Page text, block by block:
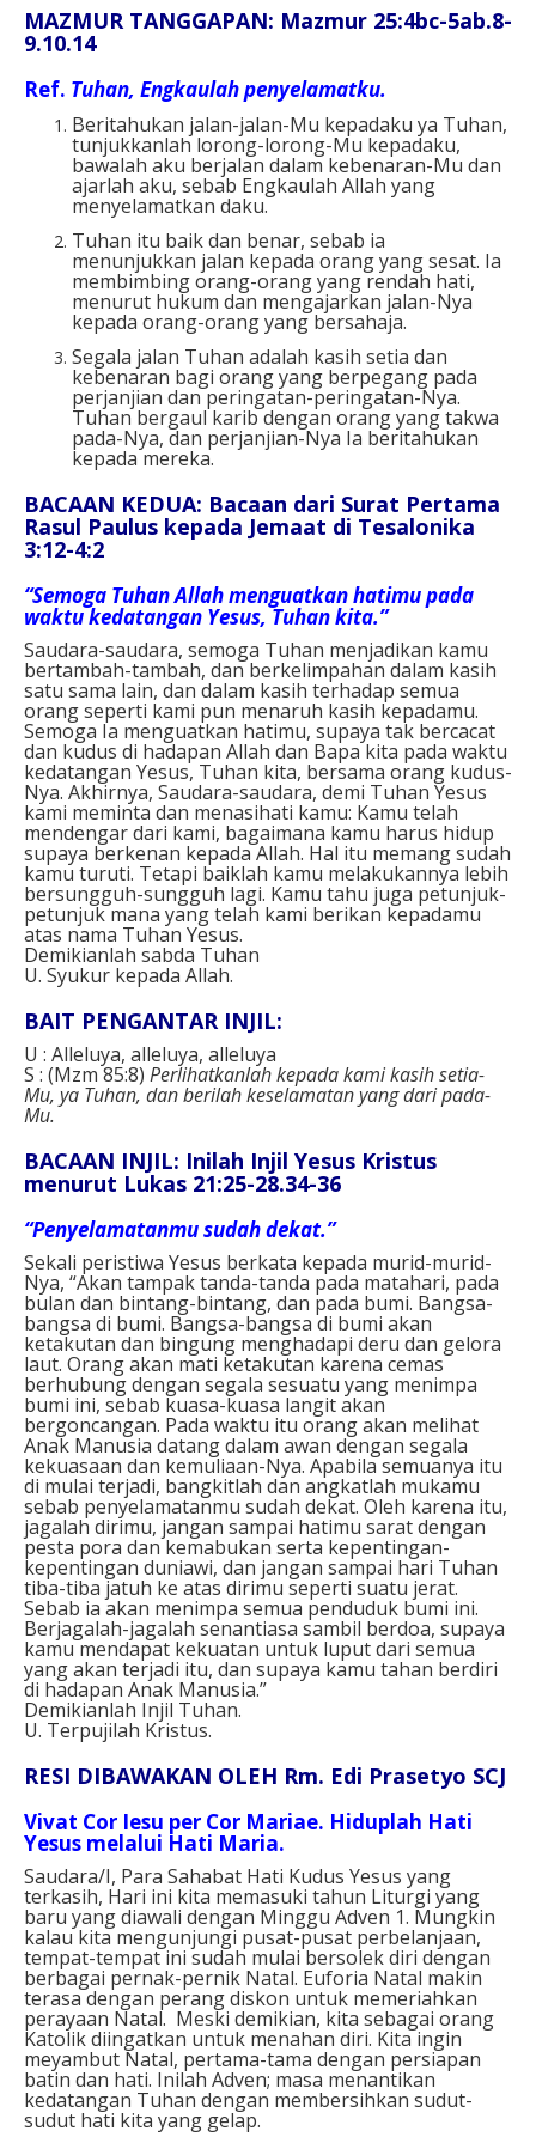
MAZMUR TANGGAPAN: Mazmur 25:4bc-5ab.8-
9.10.14
Ref. Tuhan, Engkaulah penyelamatku.
Beritahukan jalan-jalan-Mu kepadaku ya Tuhan,
tunjukkanlah lorong-lorong-Mu kepadaku,
bawalah aku berjalan dalam kebenaran-Mu dan
ajarlah aku, sebab Engkaulah Allah yang
menyelamatkan daku.
Tuhan itu baik dan benar, sebab ia
menunjukkan jalan kepada orang yang sesat. Ia
membimbing orang-orang yang rendah hati,
menurut hukum dan mengajarkan jalan-Nya
kepada orang-orang yang bersahaja.
Segala jalan Tuhan adalah kasih setia dan
kebenaran bagi orang yang berpegang pada
perjanjian dan peringatan-peringatan-Nya.
Tuhan bergaul karib dengan orang yang takwa
pada-Nya, dan perjanjian-Nya Ia beritahukan
kepada mereka.
BACAAN KEDUA: Bacaan dari Surat Pertama
Rasul Paulus kepada Jemaat di Tesalonika
3:12-4:2
“Semoga Tuhan Allah menguatkan hatimu pada
waktu kedatangan Yesus, Tuhan kita.”
Saudara-saudara, semoga Tuhan menjadikan kamu
bertambah-tambah, dan berkelimpahan dalam kasih
satu sama lain, dan dalam kasih terhadap semua
orang seperti kami pun menaruh kasih kepadamu.
Semoga Ia menguatkan hatimu, supaya tak bercacat
dan kudus di hadapan Allah dan Bapa kita pada waktu
kedatangan Yesus, Tuhan kita, bersama orang kudus-
Nya. Akhirnya, Saudara-saudara, demi Tuhan Yesus
kami meminta dan menasihati kamu: Kamu telah
mendengar dari kami, bagaimana kamu harus hidup
supaya berkenan kepada Allah. Hal itu memang sudah
kamu turuti. Tetapi baiklah kamu melakukannya lebih
bersungguh-sungguh lagi. Kamu tahu juga petunjuk-
petunjuk mana yang telah kami berikan kepadamu
atas nama Tuhan Yesus.
Demikianlah sabda Tuhan
U. Syukur kepada Allah.
BAIT PENGANTAR INJIL:
U : Alleluya, alleluya, alleluya
S : (Mzm 85:8) Perlihatkanlah kepada kami kasih setia-
Mu, ya Tuhan, dan berilah keselamatan yang dari pada-
Mu.
BACAAN INJIL: Inilah Injil Yesus Kristus
menurut Lukas 21:25-28.34-36
“Penyelamatanmu sudah dekat.”
Sekali peristiwa Yesus berkata kepada murid-murid-
Nya, “Akan tampak tanda-tanda pada matahari, pada
bulan dan bintang-bintang, dan pada bumi. Bangsa-
bangsa di bumi. Bangsa-bangsa di bumi akan
ketakutan dan bingung menghadapi deru dan gelora
laut. Orang akan mati ketakutan karena cemas
berhubung dengan segala sesuatu yang menimpa
bumi ini, sebab kuasa-kuasa langit akan
bergoncangan. Pada waktu itu orang akan melihat
Anak Manusia datang dalam awan dengan segala
kekuasaan dan kemuliaan-Nya. Apabila semuanya itu
di mulai terjadi, bangkitlah dan angkatlah mukamu
sebab penyelamatanmu sudah dekat. Oleh karena itu,
jagalah dirimu, jangan sampai hatimu sarat dengan
pesta pora dan kemabukan serta kepentingan-
kepentingan duniawi, dan jangan sampai hari Tuhan
tiba-tiba jatuh ke atas dirimu seperti suatu jerat.
Sebab ia akan menimpa semua penduduk bumi ini.
Berjagalah-jagalah senantiasa sambil berdoa, supaya
kamu mendapat kekuatan untuk luput dari semua
yang akan terjadi itu, dan supaya kamu tahan berdiri
di hadapan Anak Manusia.”
Demikianlah Injil Tuhan.
U. Terpujilah Kristus.
RESI DIBAWAKAN OLEH Rm. Edi Prasetyo SCJ
Vivat Cor Iesu per Cor Mariae. Hiduplah Hati
Yesus melalui Hati Maria.
Saudara/I, Para Sahabat Hati Kudus Yesus yang
terkasih, Hari ini kita memasuki tahun Liturgi yang
baru yang diawali dengan Minggu Adven 1. Mungkin
kalau kita mengunjungi pusat-pusat perbelanjaan,
tempat-tempat ini sudah mulai bersolek diri dengan
berbagai pernak-pernik Natal. Euforia Natal makin
terasa dengan perang diskon untuk memeriahkan
perayaan Natal. Meski demikian, kita sebagai orang
Katolik diingatkan untuk menahan diri. Kita ingin
meyambut Natal, pertama-tama dengan persiapan
batin dan hati. Inilah Adven; masa menantikan
kedatangan Tuhan dengan membersihkan sudut-
sudut hati kita yang gelap.